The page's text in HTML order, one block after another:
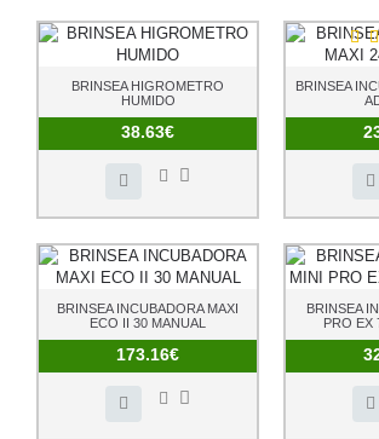
BRINSEA HIGROMETRO
HUMIDO
38.63€
BRINSEA
BRINSEA INCUBADORA MAXI
ECO II 30 MANUAL
173.16€
BRINSEA
PRO EX